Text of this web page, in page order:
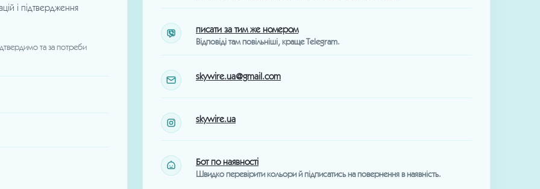
і підтвердження
та за потреби
писати за тим же номером
Відповіді там повільніші, краще Telegram.
skywire.ua@gmail.com
skywire.ua
Бот по наявності
Швидко перевірити кольори й підписатись на повернення в наявність.